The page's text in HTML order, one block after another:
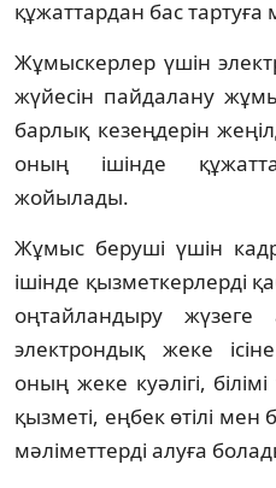
құжаттардан бас тартуға
Жұмыскерлер үшін
жүйесін пайдалану
барлық кезеңдерін
оның ішінде
жойылады.
Жұмыс беруші үшін
ішінде қызметкерлерді
оңтайландыру жүзеге
электрондық жеке
оның жеке куәлігі,
қызметі, еңбек өтілі мен
мәліметтерді алуға